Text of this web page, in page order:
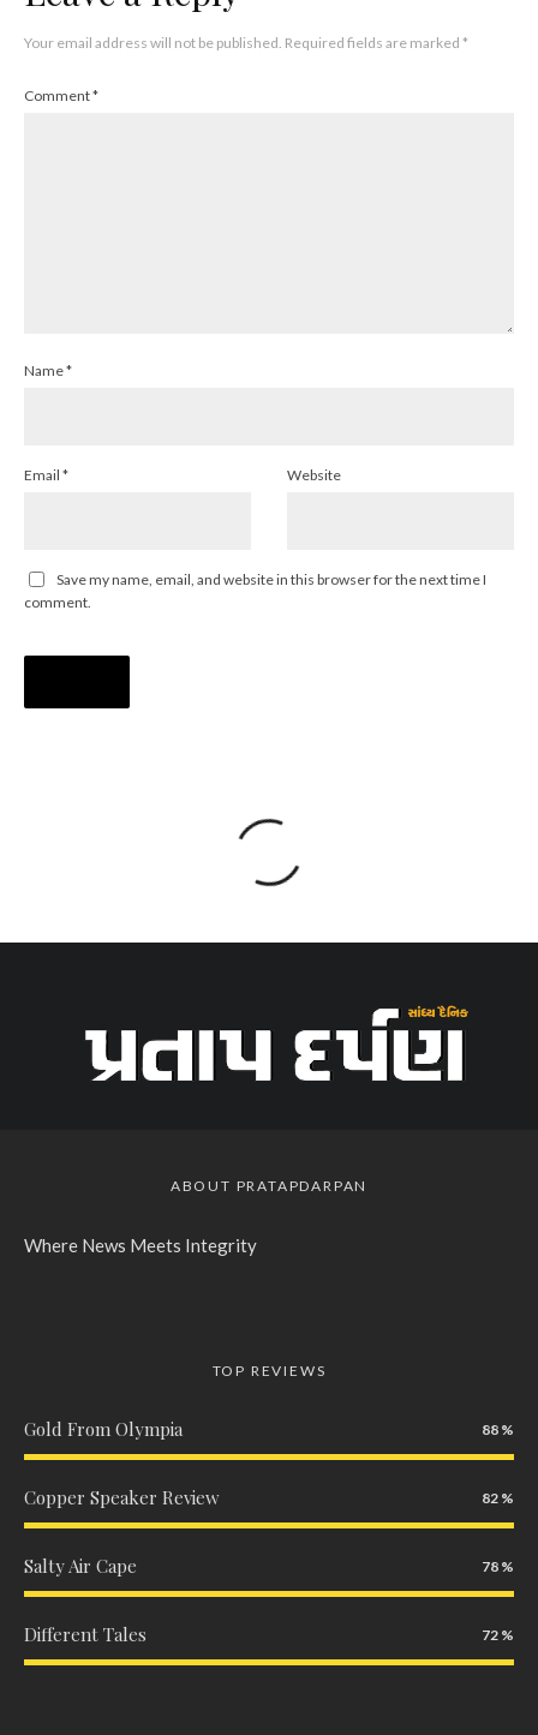
Your email address will not be published. Required fields are marked *
Comment*
Name*
Email * Website
Save my name, email, and website in this browser for the next time I
comment.
ABOUT PRATAPDARPAN
Where News Meets Integrity
TOP REVIEWS
Gold From Olympia 88
Copper Speaker Review 82
Salty Air Cape 78
Different Tales 72